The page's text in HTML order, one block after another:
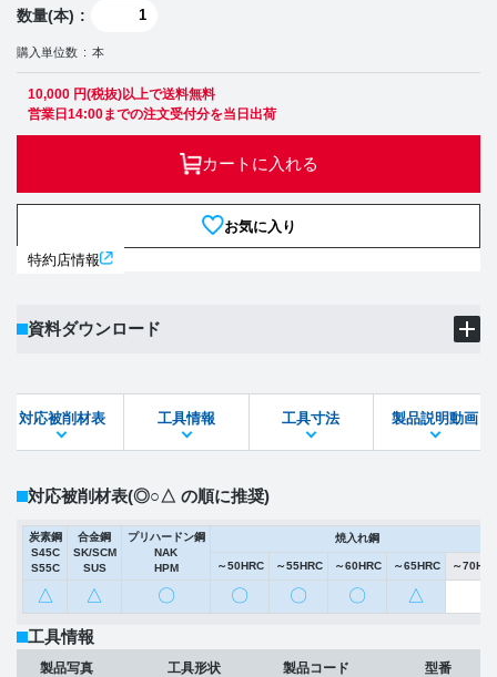
数量(本)
購入単位数 本
10,000 円(税抜)以上で送料無料
営業日14:00までの注文受付分を当日出荷
カートに入れる
お気に入り
特約店情報
資料ダウンロード
STEPファイル DXFファイル
対応被削材表 工具情報 工具寸法 製品説明動画
対応被削材表(◎○△ の順に推奨)
炭素鋼
S45C
S55C
合金鋼
SK/SCM
SUS
プリハードン鋼
NAK
HPM
焼入れ鋼
～50HRC ～55HRC ～60HRC ～65HRC ～
△ △ 〇 〇 〇 〇 △
工具情報
製品写真 工具形状 製品コード 型番